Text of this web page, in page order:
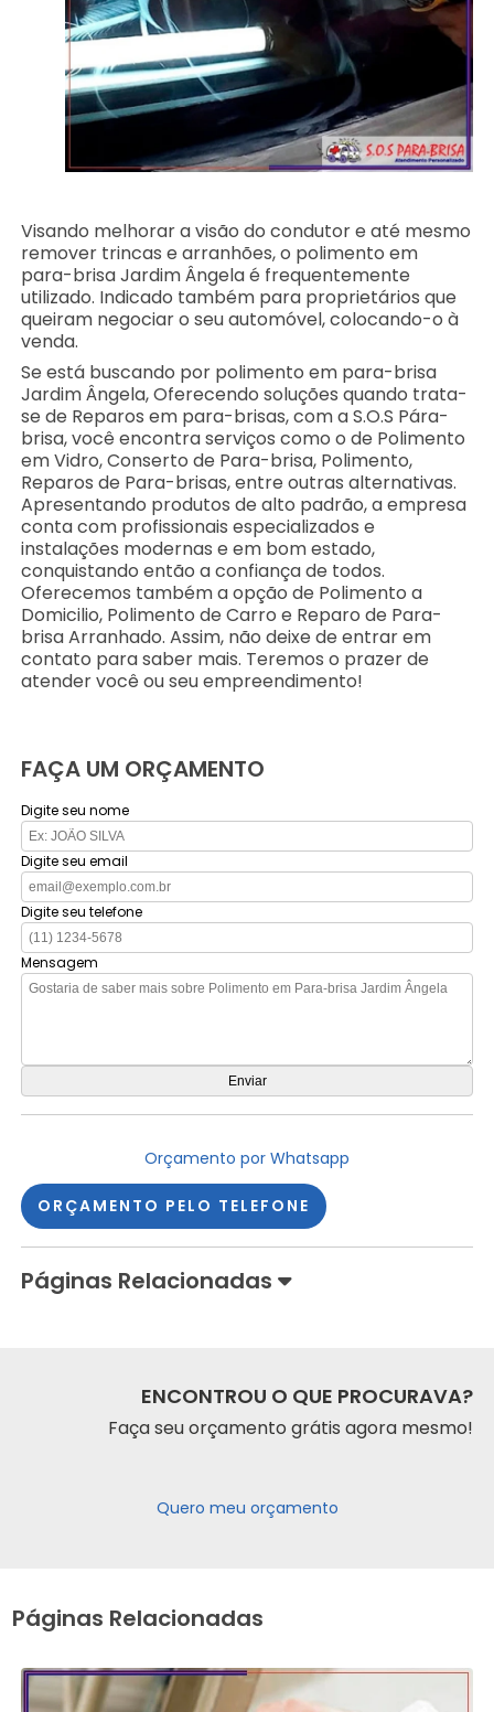
Visando melhorar a visão do condutor e até mesmo
remover trincas e arranhões, o polimento em
para-brisa Jardim Ângela é frequentemente
utilizado. Indicado também para proprietários que
queiram negociar o seu automóvel, colocando-o à
venda.
Se está buscando por polimento em para-brisa
Jardim Ângela, Oferecendo soluções quando trata-
se de Reparos em para-brisas, com a S.O.S Pára-
brisa, você encontra serviços como o de Polimento
em Vidro, Conserto de Para-brisa, Polimento,
Reparos de Para-brisas, entre outras alternativas.
Apresentando produtos de alto padrão, a empresa
conta com profissionais especializados e
instalações modernas e em bom estado,
conquistando então a confiança de todos.
Oferecemos também a opção de Polimento a
Domicilio, Polimento de Carro e Reparo de Para-
brisa Arranhado. Assim, não deixe de entrar em
contato para saber mais. Teremos o prazer de
atender você ou seu empreendimento!
FAÇA UM ORÇAMENTO
Digite seu nome
Digite seu email
Digite seu telefone
Mensagem
Orçamento por Whatsapp
ORÇAMENTO PELO TELEFONE
Páginas Relacionadas
ENCONTROU O QUE PROCURAVA?
Faça seu orçamento grátis agora mesmo!
Quero meu orçamento
Páginas Relacionadas